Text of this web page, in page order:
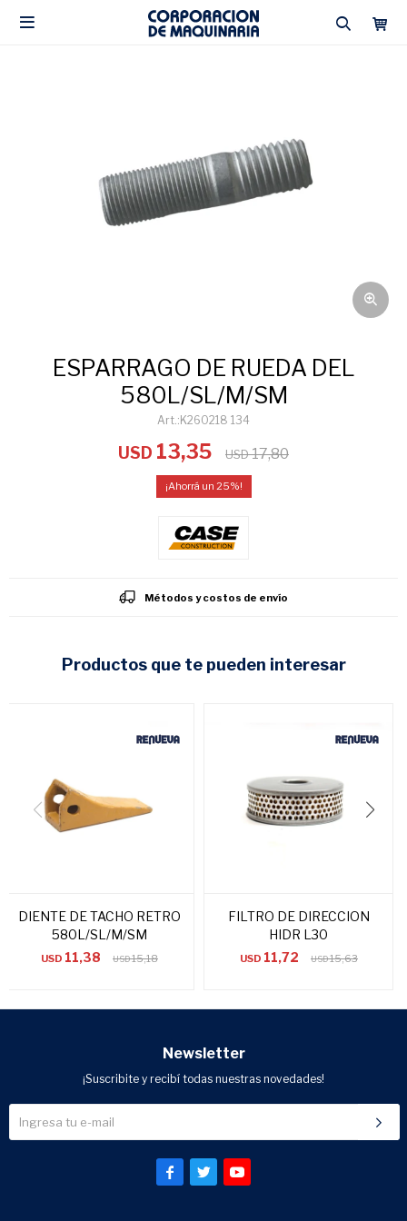

ESPARRAGO DE RUEDA DEL
580L/SL/M/SM
K260218 134
USD 13,35 USD 17,80
25
Métodos y costos de envío
productos que te pueden interesar
DIENTE DE TACHO RETRO
580L/SL/M/SM
USD 11,38 USD15,18
FILTRO DE DIRECCION
HIDR L30
USD 11,72 USD15,63
Newsletter
¡Suscribite y recibí todas nuestras novedades!
  